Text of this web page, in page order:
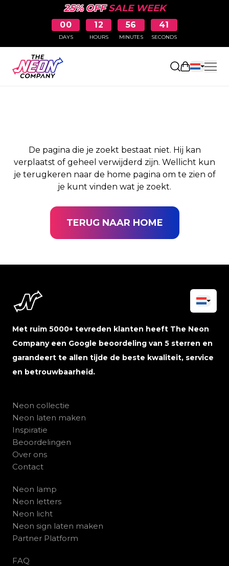
25% OFFSALE WEEK
00
DAYS
12
HOURS
56
MINUTES
41
SECONDS
PAGINA NIET
De pagina die je zoekt bestaat niet. Hij kan
verplaatst of geheel verwijderd zijn. Wellicht kun
je terugkeren naar de home pagina om te zien of
je kunt vinden wat je zoekt.
TERUG NAAR HOME
Met ruim 5000+ tevreden klanten heeft The Neon
Company een Google beoordeling van 5 sterren en
garandeert te allen tijde de beste kwaliteit, service
en betrouwbaarheid.
Neon collectie
Neon laten maken
Inspiratie
Beoordelingen
Over ons
Contact
Neon lamp
Neon letters
Neon licht
Neon sign laten maken
Partner Platform
FAQ